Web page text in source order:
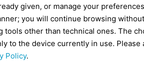
given, or manage your
you will continue browsing without
tools other than technical ones. The
to the device currently in use. Please
Policy.